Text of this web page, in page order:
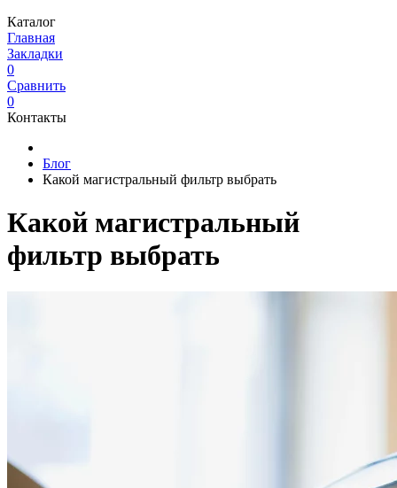
Каталог
Главная
Закладки
0
Сравнить
0
Контакты
Блог
Какой магистральный фильтр выбрать
Какой магистральный
фильтр выбрать